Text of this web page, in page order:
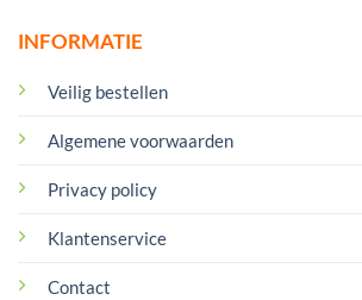
INFORMATIE
Veilig bestellen
Algemene voorwaarden
Privacy policy
Klantenservice
Contact